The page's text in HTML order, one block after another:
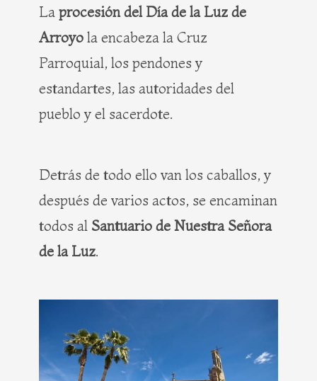
La procesión del Día de la Luz de
Arroyo la encabeza la Cruz
Parroquial, los pendones y
estandartes, las autoridades del
pueblo y el sacerdote.
Detrás de todo ello van los caballos, y
después de varios actos, se encaminan
todos al Santuario de Nuestra Señora
de la Luz.